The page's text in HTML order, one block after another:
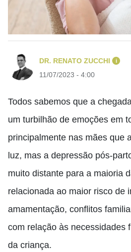
DR. RENATO ZUCCHI i
11/07/2023 - 4:00
Todos sabemos que a
um turbilhão de emoções em
principalmente nas mães que
luz, mas a depressão pós-
muito distante para a maioria
relacionada ao maior risco de
amamentação, conflitos
com relação às necessidades
da criança.